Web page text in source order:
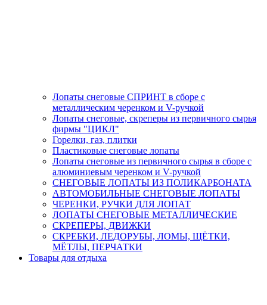
Лопаты снеговые СПРИНТ в сборе с
металлическим черенком и V-ручкой
Лопаты снеговые, скреперы из первичного сырья
фирмы "ЦИКЛ"
Горелки, газ, плитки
Пластиковые снеговые лопаты
Лопаты снеговые из первичного сырья в сборе с
алюминиевым черенком и V-ручкой
СНЕГОВЫЕ ЛОПАТЫ ИЗ ПОЛИКАРБОНАТА
АВТОМОБИЛЬНЫЕ СНЕГОВЫЕ ЛОПАТЫ
ЧЕРЕНКИ, РУЧКИ ДЛЯ ЛОПАТ
ЛОПАТЫ СНЕГОВЫЕ МЕТАЛЛИЧЕСКИЕ
СКРЕПЕРЫ, ДВИЖКИ
СКРЕБКИ, ЛЕДОРУБЫ, ЛОМЫ, ЩЁТКИ,
МЁТЛЫ, ПЕРЧАТКИ
Товары для отдыха